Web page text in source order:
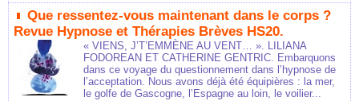
Que ressentez-vous maintenant dans le corps ?
Revue Hypnose et Thérapies Brèves HS20.
« VIENS, J’T’EMMÈNE AU VENT… ». LILIANA
FODOREAN ET CATHERINE GENTRIC. Embarquons
dans ce voyage du questionnement dans l’hypnose de
l’acceptation. Nous avons déjà été équipières : la mer,
le golfe de Gascogne, l’Espagne au loin, le voilier...